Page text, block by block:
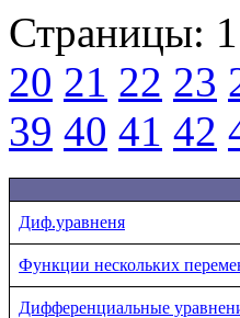
Страницы: 1
20 21 22 23
39 40 41 42
Диф.уравненя
Функции нескольких
Дифференциальные